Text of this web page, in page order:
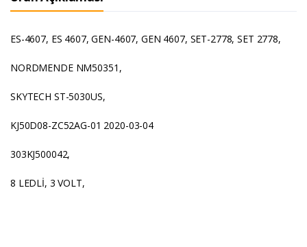
ES-4607, ES 4607, GEN-4607, GEN 4607, SET-2778, SET 2778,
NORDMENDE NM50351,
SKYTECH ST-5030US,
KJ50D08-ZC52AG-01 2020-03-04
303KJ500042,
8 LEDLİ, 3 VOLT,